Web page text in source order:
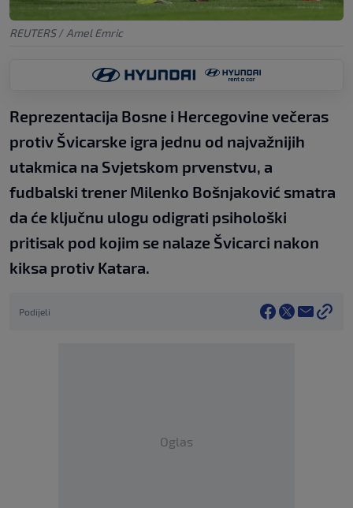
REUTERS / Amel Emric
Reprezentacija Bosne i Hercegovine večeras
protiv Švicarske igra jednu od najvažnijih
utakmica na Svjetskom prvenstvu, a
fudbalski trener Milenko Bošnjaković smatra
da će ključnu ulogu odigrati psihološki
pritisak pod kojim se nalaze Švicarci nakon
kiksa protiv Katara.
Podijeli
Oglas